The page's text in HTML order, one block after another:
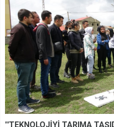
''TEKNOLOJİYİ TARIMA